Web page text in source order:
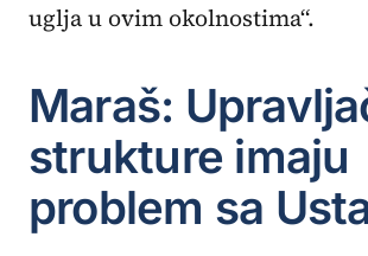
uglja u ovim okolnostima“.
Maraš:
strukture imaju
problem sa